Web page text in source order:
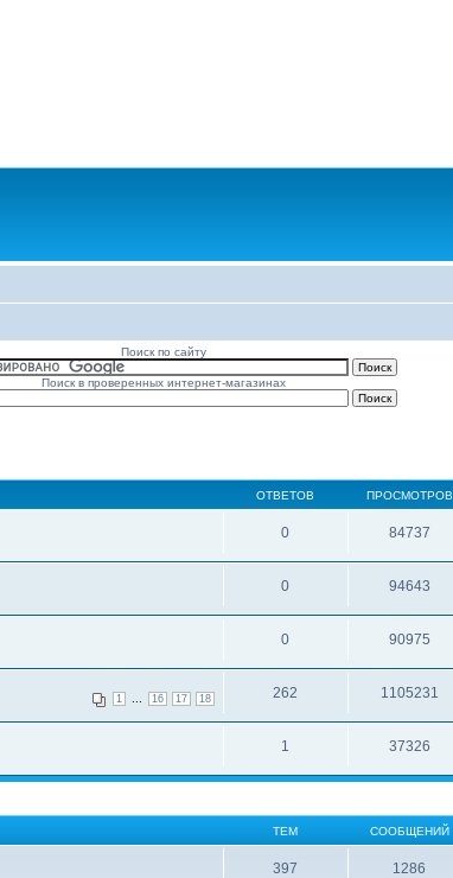
Поиск по сайту
Поиск в проверенных интернет-магазинах
ОТВЕТОВ ПРОСМОТРОВ
0 84737
0 94643
0 90975
1 16 17 18 262 1105231
1 37326
ТЕМ СООБЩЕНИЙ
397 1286